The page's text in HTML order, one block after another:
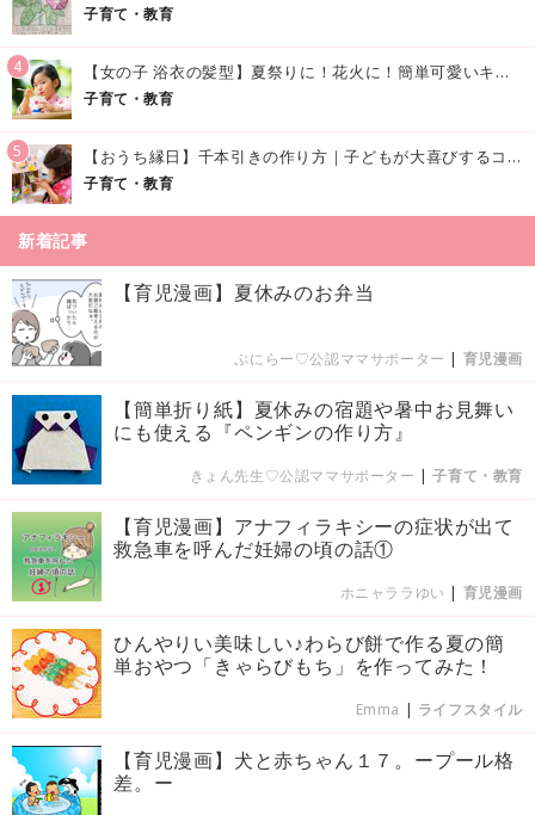
子育て・教育
4 【女の子 浴衣の髪型】夏祭りに！花火に！簡単可愛いキッズの浴衣ヘアアレンジまとめ
子育て・教育
5 【おうち縁日】千本引きの作り方｜子どもが大喜びするコツやアイデア♪
子育て・教育
新着記事
【育児漫画】夏休みのお弁当
ぷにらー♡公認ママサポーター | 育児漫画
【簡単折り紙】夏休みの宿題や暑中お見舞い
にも使える『ペンギンの作り方』
きょん先生♡公認ママサポーター |子育て・教育
【育児漫画】アナフィラキシーの症状が出て
救急車を呼んだ妊婦の頃の話①
ホニャララゆい | 育児漫画
ひんやりい美味しい♪わらび餅で作る夏の簡
単おやつ「きゃらびもち」を作ってみた！
Emma | ライフスタイル
【育児漫画】犬と赤ちゃん１７。ープール格
差。ー